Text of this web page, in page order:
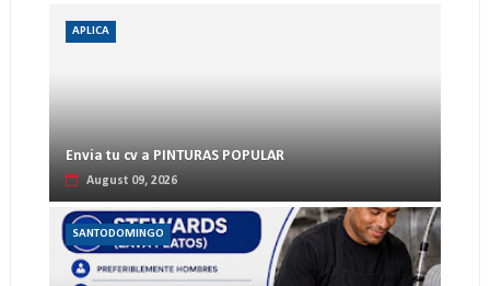
APLICA
Envia tu cv a PINTURAS POPULAR
August 09, 2026
SANTODOMINGO